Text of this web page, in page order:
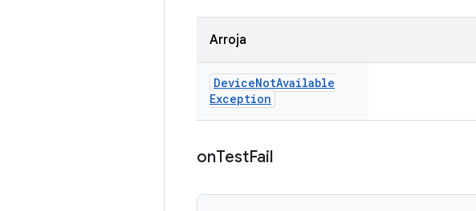
Arroja
DeviceNotAvailable
Exception
onTestFail